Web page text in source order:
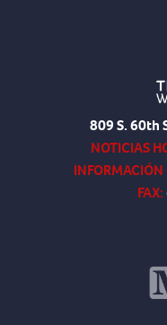
809 S. 60th
NOTICIAS
INFORMACIÓN
FAX: